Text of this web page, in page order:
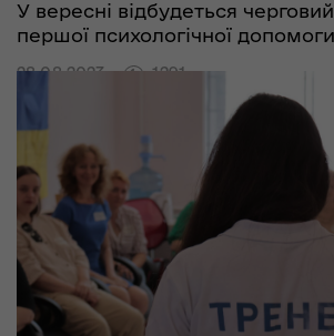
У вересні відбудеться
першої психологічної допомоги
28.08.2023 1291